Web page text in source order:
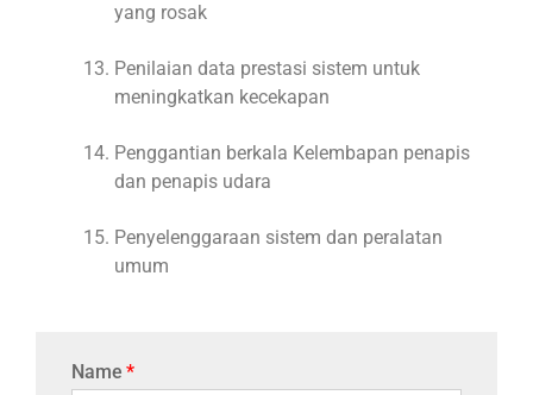
yang rosak
Penilaian data prestasi sistem untuk
meningkatkan kecekapan
Penggantian berkala Kelembapan penapis
dan penapis udara
Penyelenggaraan sistem dan peralatan
umum
Name